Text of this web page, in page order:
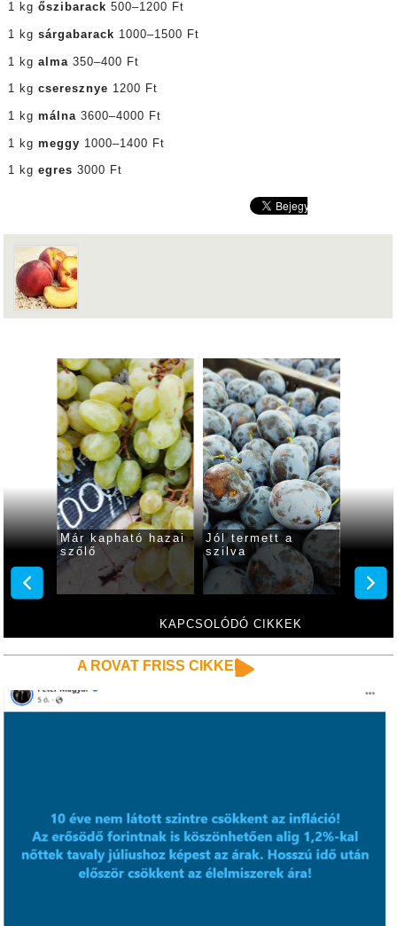
1 kg őszibarack 500–1200 Ft
1 kg sárgabarack 1000–1500 Ft
1 kg alma 350–400 Ft
1 kg cseresznye 1200 Ft
1 kg málna 3600–4000 Ft
1 kg meggy 1000–1400 Ft
1 kg egres 3000 Ft
KAPCSOLÓDÓ CIKKEK
Már kapható hazai
szőlő
Jól termett a
szilva
Egy
A ROVAT FRISS CIKKEI